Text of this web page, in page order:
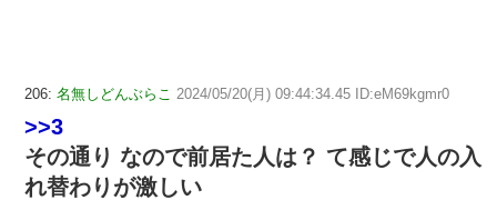
206: 名無しどんぶらこ 2024/05/20(月) 09:44:34.45 ID:eM69kgmr0
>>3
その通り なので前居た人は？ て感じで人の入
れ替わりが激しい